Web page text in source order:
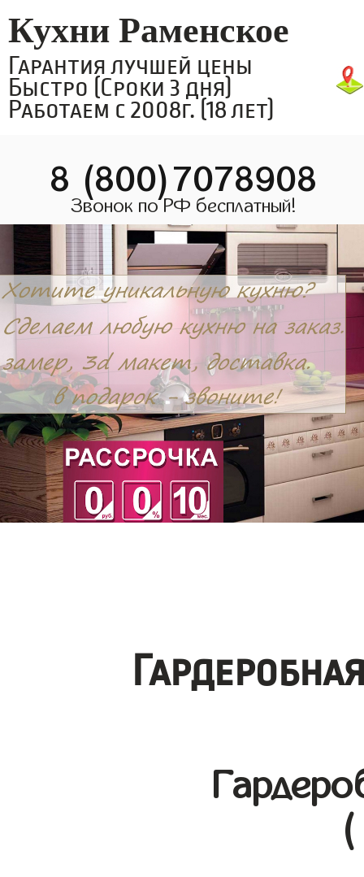
Кухни Раменское
Гарантия лучшей цены
Быстро (Сроки 3 дня)
Работаем с 2008г. (18 лет)
8 (800)7078908
Звонок по РФ бесплатный!